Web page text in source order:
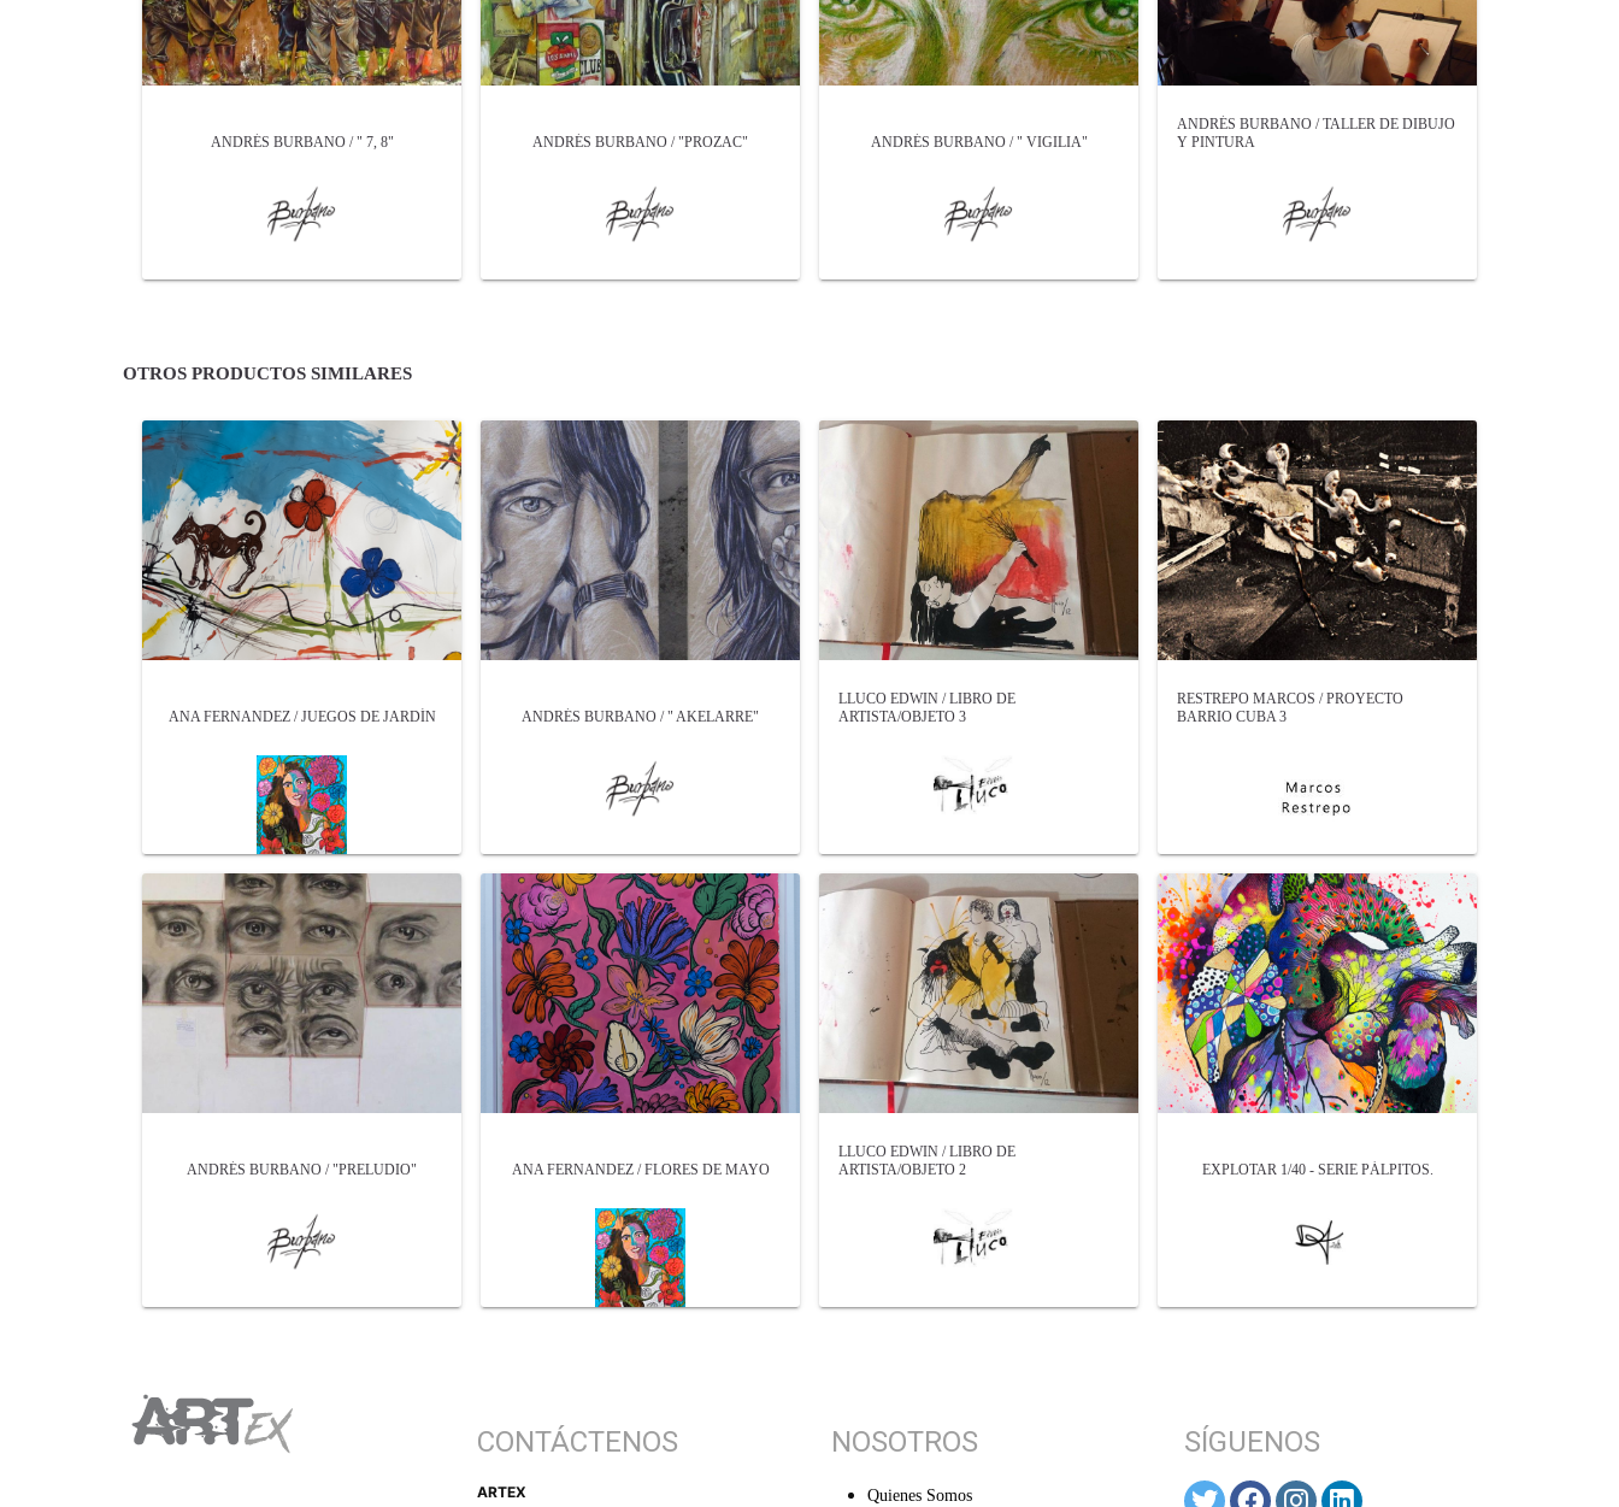
ANDRÉS BURBANO / " 7, 8" ANDRÉS BURBANO / "PROZAC" ANDRÉS BURBANO / " VIGILIA"
ANDRÉS BURBANO / TALLER DE DIBUJO
Y PINTURA
OTROS PRODUCTOS SIMILARES
ANA FERNANDEZ / JUEGOS DE JARDÍN ANDRÉS BURBANO / " AKELARRE"
LLUCO EDWIN / LIBRO DE
ARTISTA/OBJETO 3
RESTREPO MARCOS / PROYECTO
BARRIO CUBA 3
ANDRÉS BURBANO / "PRELUDIO" ANA FERNANDEZ / FLORES DE MAYO
LLUCO EDWIN / LIBRO DE
ARTISTA/OBJETO 2
EXPLOTAR 1/40 - SERIE PÁLPITOS.
CONTÁCTENOS
ARTEX
NOSOTROS
Quienes Somos
SÍGUENOS